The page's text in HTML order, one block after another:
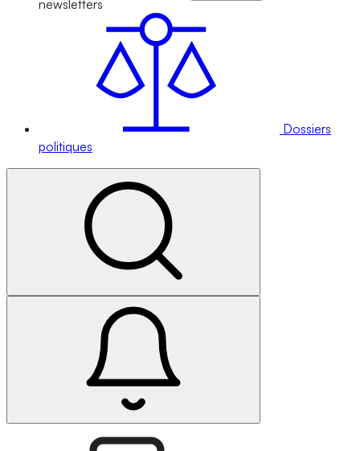
newsletters
Dossiers
politiques